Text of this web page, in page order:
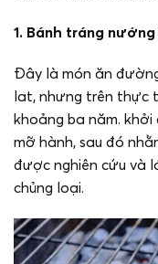
1. Bánh tráng
Đây là món ăn
lat, nhưng trên thực
khoảng ba năm.
mỡ hành, sau đó
được nghiên cứu và
chủng loại.